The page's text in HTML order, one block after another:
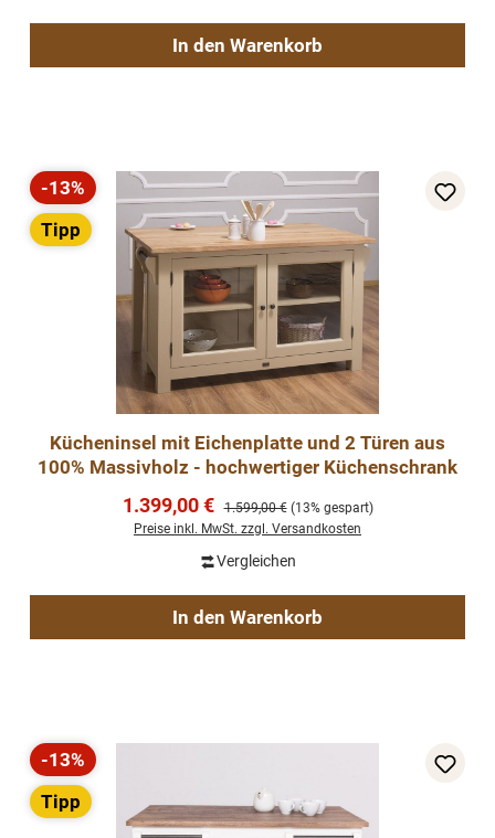
In den Warenkorb
Rabatt
-13%
Tipp
Kücheninsel mit Eichenplatte und 2 Türen aus
100% Massivholz - hochwertiger Küchenschrank
Verkaufspreis:
1.399,00 € Regulärer Preis:
1.599,00 € (13% gespart)
Preise inkl. MwSt. zzgl. Versandkosten
Vergleichen
In den Warenkorb
Rabatt
-13%
Tipp